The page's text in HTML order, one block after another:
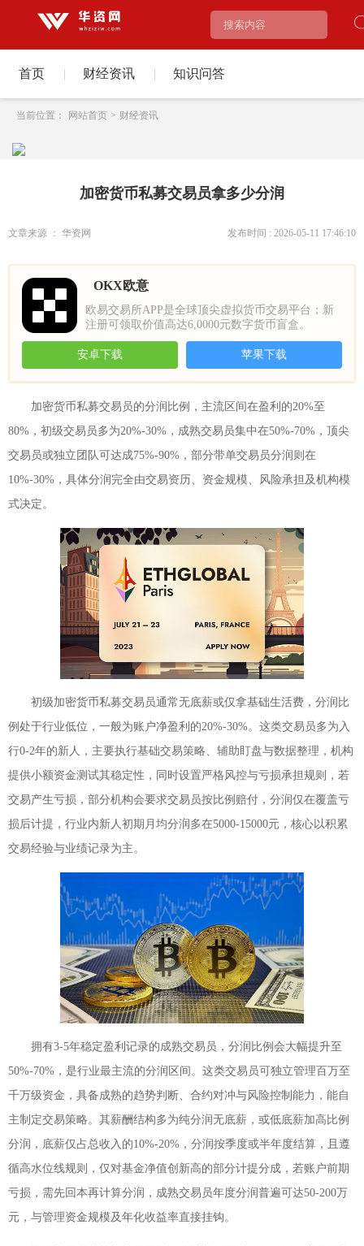
首页 | 财经资讯 | 知识问答
当前位置： 网站首页 > 财经资讯
加密货币私募交易员拿多少分润
文章来源 ： 华资网 发布时间 : 2026-05-11 17:46:10
OKX欧意
欧易交易所APP是全球顶尖虚拟货币交易平台；新
注册可领取价值高达6,0000元数字货币盲盒。
安卓下载 苹果下载
加密货币私募交易员的分润比例，主流区间在盈利的20%至
80%，初级交易员多为20%-30%，成熟交易员集中在50%-70%，顶尖
交易员或独立团队可达成75%-90%，部分带单交易员分润则在
10%-30%，具体分润完全由交易资历、资金规模、风险承担及机构模
式决定。
初级加密货币私募交易员通常无底薪或仅拿基础生活费，分润比
例处于行业低位，一般为账户净盈利的20%-30%。这类交易员多为入
行0-2年的新人，主要执行基础交易策略、辅助盯盘与数据整理，机构
提供小额资金测试其稳定性，同时设置严格风控与亏损承担规则，若
交易产生亏损，部分机构会要求交易员按比例赔付，分润仅在覆盖亏
损后计提，行业内新人初期月均分润多在5000-15000元，核心以积累
交易经验与业绩记录为主。
拥有3-5年稳定盈利记录的成熟交易员，分润比例会大幅提升至
50%-70%，是行业最主流的分润区间。这类交易员可独立管理百万至
千万级资金，具备成熟的趋势判断、合约对冲与风险控制能力，能自
主制定交易策略。其薪酬结构多为纯分润无底薪，或低底薪加高比例
分润，底薪仅占总收入的10%-20%，分润按季度或半年度结算，且遵
循高水位线规则，仅对基金净值创新高的部分计提分成，若账户前期
亏损，需先回本再计算分润，成熟交易员年度分润普遍可达50-200万
元，与管理资金规模及年化收益率直接挂钩。